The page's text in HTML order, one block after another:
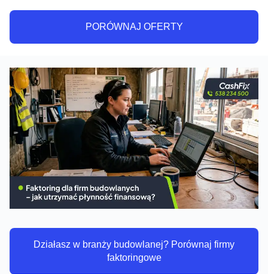
Działasz w branży budowlanej? Porównaj firmy
faktoringowe
PORÓWNAJ OFERTY